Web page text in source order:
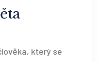
který se